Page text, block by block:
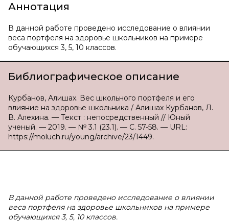
Аннотация
В данной работе проведено исследование о влиянии
веса портфеля на здоровье школьников на примере
обучающихся 3, 5, 10 классов.
Библиографическое описание
Курбанов, Алишах. Вес школьного портфеля и его
влияние на здоровье школьника / Алишах Курбанов, Л.
В. Алехина. — Текст : непосредственный // Юный
ученый. — 2019. — № 3.1 (23.1). — С. 57-58. — URL:
https://moluch.ru/young/archive/23/1449.
В данной работе проведено исследование о влиянии
веса портфеля на здоровье школьников на примере
обучающихся 3, 5, 10 классов.